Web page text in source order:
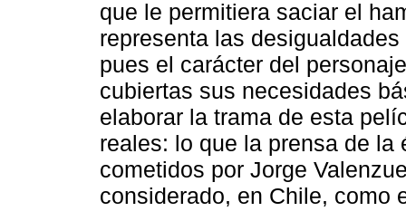
que le permitiera saciar el
representa las
pues el carácter del
cubiertas sus necesidades
elaborar la trama de esta
reales: lo que la prensa de
cometidos por Jorge
considerado, en Chile, como